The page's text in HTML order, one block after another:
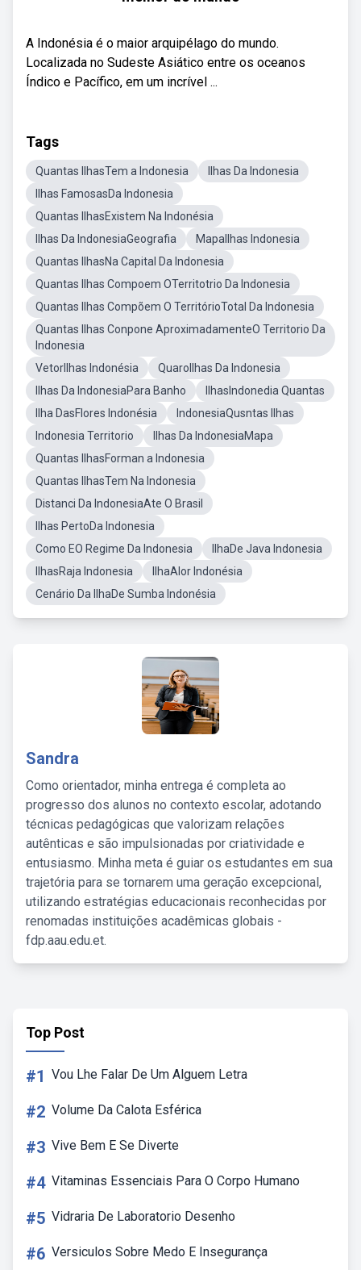
A Indonésia é o maior arquipélago do mundo.
Localizada no Sudeste Asiático entre os oceanos
Índico e Pacífico, em um incrível ...
Tags
Quantas IlhasTem a Indonesia
Ilhas Da Indonesia
Ilhas FamosasDa Indonesia
Quantas IlhasExistem Na Indonésia
Ilhas Da IndonesiaGeografia
MapaIlhas Indonesia
Quantas IlhasNa Capital Da Indonesia
Quantas Ilhas Compoem OTerritotrio Da Indonesia
Quantas Ilhas Compõem O TerritórioTotal Da Indonesia
Quantas Ilhas Conpone AproximadamenteO Territorio Da
Indonesia
VetorIlhas Indonésia
QuaroIlhas Da Indonesia
Ilhas Da IndonesiaPara Banho
IlhasIndonedia Quantas
Ilha DasFlores Indonésia
IndonesiaQusntas Ilhas
Indonesia Territorio
Ilhas Da IndonesiaMapa
Quantas IlhasForman a Indonesia
Quantas IlhasTem Na Indonesia
Distanci Da IndonesiaAte O Brasil
Ilhas PertoDa Indonesia
Como EO Regime Da Indonesia
IlhaDe Java Indonesia
IlhasRaja Indonesia
IlhaAlor Indonésia
Cenário Da IlhaDe Sumba Indonésia
Sandra
Como orientador, minha entrega é completa ao
progresso dos alunos no contexto escolar, adotando
técnicas pedagógicas que valorizam relações
autênticas e são impulsionadas por criatividade e
entusiasmo. Minha meta é guiar os estudantes em sua
trajetória para se tornarem uma geração excepcional,
utilizando estratégias educacionais reconhecidas por
renomadas instituições acadêmicas globais -
fdp.aau.edu.et.
Top Post
#1 Vou Lhe Falar De Um Alguem Letra
#2 Volume Da Calota Esférica
#3 Vive Bem E Se Diverte
#4 Vitaminas Essenciais Para O Corpo Humano
#5 Vidraria De Laboratorio Desenho
#6 Versiculos Sobre Medo E Insegurança